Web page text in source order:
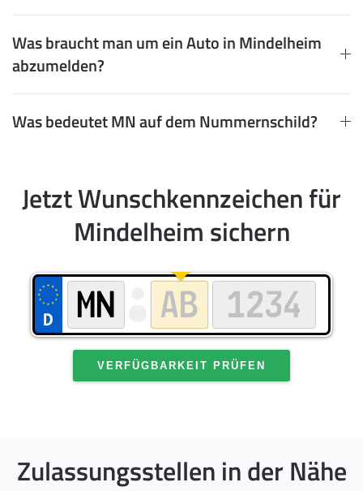
Was braucht man um ein Auto in Mindelheim
abzumelden?
Was bedeutet MN auf dem Nummernschild?
Jetzt Wunschkennzeichen für
Mindelheim sichern
VERFÜGBARKEIT PRÜFEN
Zulassungsstellen in der Nähe